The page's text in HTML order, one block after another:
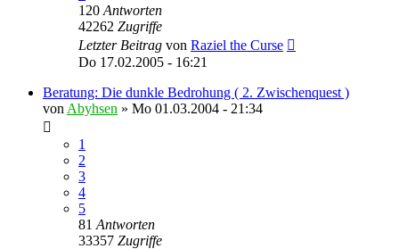
120 Antworten
42262 Zugriffe
Letzter Beitrag von Raziel the Curse
Do 17.02.2005 - 16:21
Beratung: Die dunkle Bedrohung ( 2. Zwischenquest )
von Abyhsen » Mo 01.03.2004 - 21:34
1
2
3
4
5
81 Antworten
33357 Zugriffe